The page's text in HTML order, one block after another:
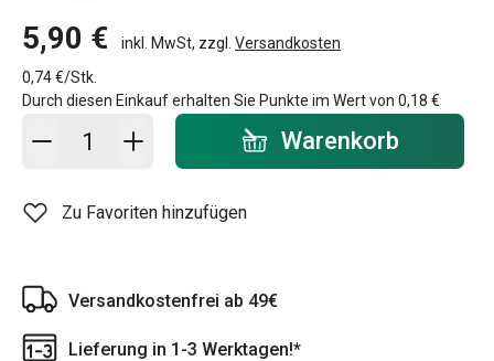
5,90 € inkl. MwSt, zzgl. Versandkosten
0,74 €/Stk.
Durch diesen Einkauf erhalten Sie Punkte im Wert von 0,18 €
In den Warenkorb - Menge Warenkorb
Zu Favoriten hinzufügen
Versandkostenfrei ab 49€
Lieferung in 1-3 Werktagen!*